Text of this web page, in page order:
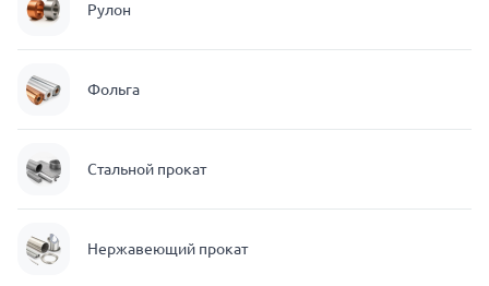
Рулон
Фольга
Стальной прокат
Нержавеющий прокат